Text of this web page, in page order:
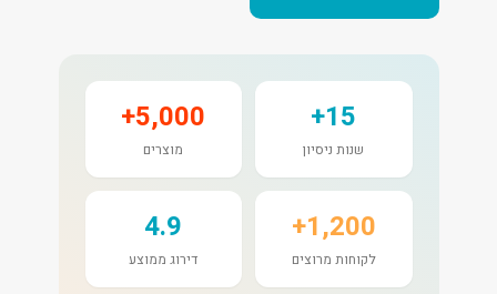
15+
שנות ניסיון
5,000+
מוצרים
1,200+
לקוחות מרוצים
4.9
דירוג ממוצע